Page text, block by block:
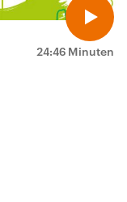
24:46 Minuten